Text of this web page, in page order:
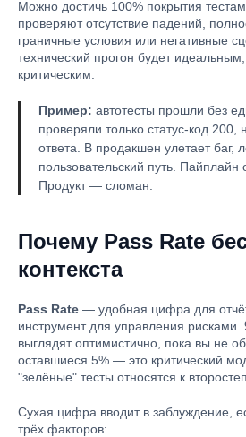
Можно достичь 100% покрытия
проверяют отсутствие падений,
граничные условия или негативные
технический прогон будет
критическим.
Пример: автотесты прошли без
проверяли только статус-код 200,
ответа. В продакшен улетает
пользовательский путь. Пайплайн
Продукт — сломан.
Почему Pass Rate
контекста
Pass Rate — удобная цифра для
инструмент для управления рисками.
выглядят оптимистично, пока вы не
оставшиеся 5% — это критический
"зелёные" тесты относятся к
Сухая цифра вводит в заблуждение,
трёх факторов: